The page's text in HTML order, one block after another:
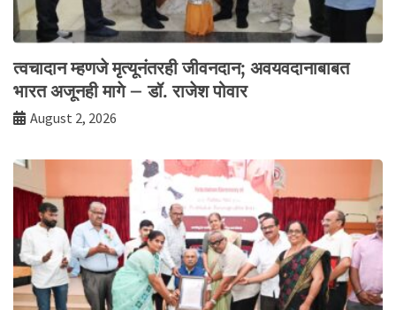
त्वचादान म्हणजे मृत्यूनंतरही जीवनदान; अवयवदानाबाबत
भारत अजूनही मागे – डॉ. राजेश पोवार
August 2, 2026